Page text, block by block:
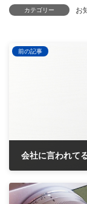
カテゴリー お
前の記事
会社に言われて